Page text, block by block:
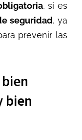
, si es
seguridad, ya
prevenir las
bien